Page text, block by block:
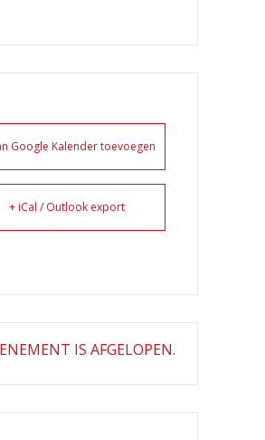
Google Kalender toevoegen
+ iCal / Outlook export
IS AFGELOPEN.